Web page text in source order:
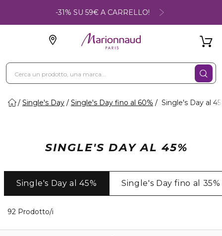
-31% SU 59€ A CARRELLO!
Single's Day Single's Day fino al 60% Single's Day al
SINGLE'S DAY AL 45%
Single's Day al 45% Single's Day fino al 35%
92 Prodotto/i